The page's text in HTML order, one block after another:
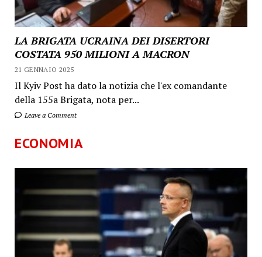
LA BRIGATA UCRAINA DEI DISERTORI
COSTATA 950 MILIONI A MACRON
21 GENNAIO 2025
Il Kyiv Post ha dato la notizia che l'ex comandante
della 155a Brigata, nota per...
Leave a Comment
ECONOMIA